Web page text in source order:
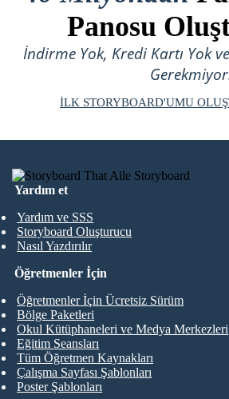
Panosu
İndirme Yok, Kredi Kartı Yok
İLK STORYBOARD'UMU
Yardım et
Yardım ve SSS
Storyboard Oluşturucu
Nasıl Yazdırılır
Öğretmenler İçin
Öğretmenler İçin Ücretsiz Sürüm
Bölge Paketleri
Okul Kütüphaneleri ve Medya Merkezleri
Eğitim Seansları
Tüm Öğretmen Kaynakları
Çalışma Sayfası Şablonları
Poster Şablonları